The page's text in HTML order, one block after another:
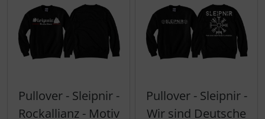
Pullover - Sleipnir -
Rockallianz - Motiv
Pullover - Sleipnir -
Wir sind Deutsche